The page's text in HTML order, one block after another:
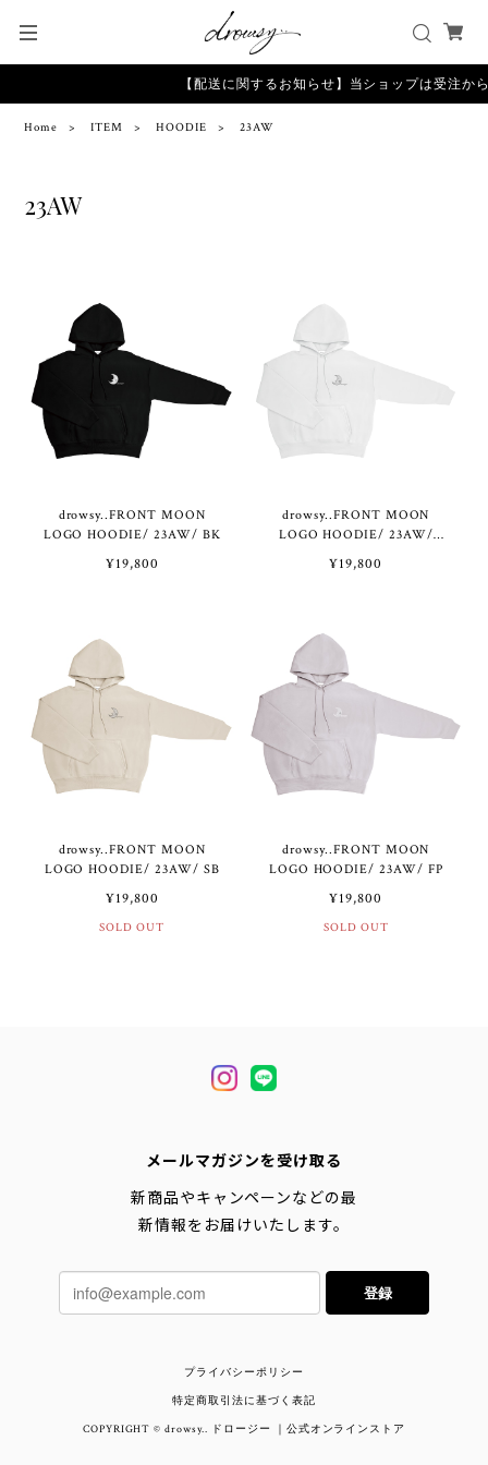
【配送に関するお知らせ】当ショップは受注か
Home ITEM HOODIE 23AW
23AW
drowsy..FRONT MOON
LOGO HOODIE/ 23AW/ BK
¥19,800
drowsy..FRONT MOON
LOGO HOODIE/ 23AW/
¥19,800
drowsy..FRONT MOON
LOGO HOODIE/ 23AW/ SB
¥19,800
SOLD OUT
drowsy..FRONT MOON
LOGO HOODIE/ 23AW/ FP
¥19,800
SOLD OUT
メールマガジンを受け取る
新商品やキャンペーンなどの最
新情報をお届けいたします。
登録
プライバシーポリシー
特定商取引法に基づく表記
COPYRIGHT © drowsy.. ドロージー ｜公式オンラインストア